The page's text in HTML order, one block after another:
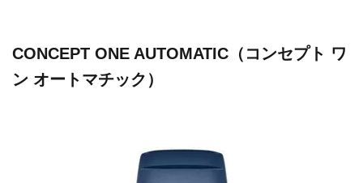
CONCEPT ONE AUTOMATIC（コンセプト ワ
ン オートマチック）